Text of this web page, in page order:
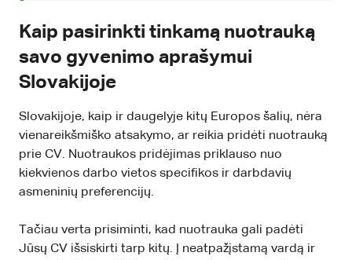
Kaip pasirinkti tinkamą nuotrauką
savo gyvenimo aprašymui
Slovakijoje
Slovakijoje, kaip ir daugelyje kitų Europos šalių, nėra
vienareikšmiško atsakymo, ar reikia pridėti nuotrauką
prie CV. Nuotraukos pridėjimas priklauso nuo
kiekvienos darbo vietos specifikos ir darbdavių
asmeninių preferencijų.
Tačiau verta prisiminti, kad nuotrauka gali padėti
Jūsų CV išsiskirti tarp kitų. Į neatpažįstamą vardą ir